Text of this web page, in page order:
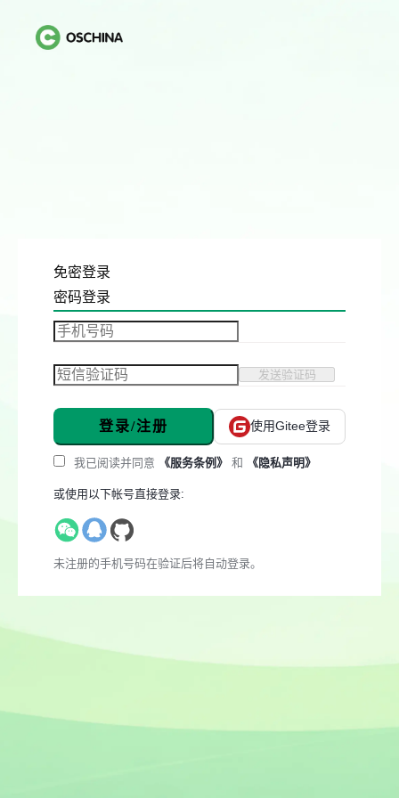
免密登录
密码登录
发送验证码
登录/注册 使用Gitee登录
我已阅读并同意 《服务条例》 和 《隐私声明》
或使用以下帐号直接登录:
未注册的手机号码在验证后将自动登录。